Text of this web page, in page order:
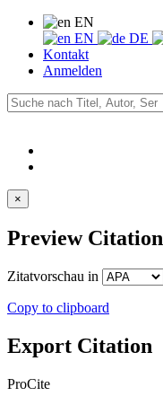
EN
EN
DE
Kontakt
Anmelden
×
Preview Citation
Zitatvorschau in
Copy to clipboard
Export Citation
ProCite